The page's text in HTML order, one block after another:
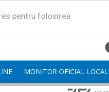
pentru folosirea
MONITOR OFICIAL LOCAL